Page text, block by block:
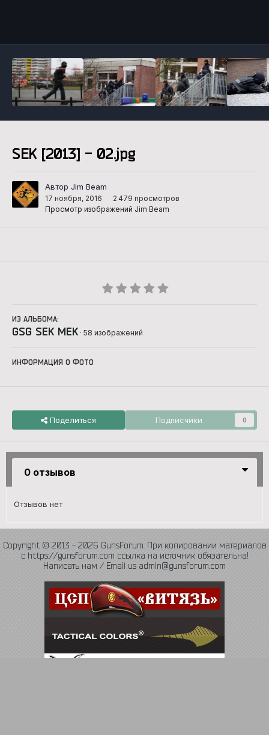
SEK [2013] - 02.jpg
Автор Jim Beam
17 ноября, 2016
2 479 просмотров
Просмотр изображений Jim Beam
ИЗ АЛЬБОМА:
GSG SEK MEK · 58 изображений
ИНФОРМАЦИЯ О ФОТО
Поделиться Подписчики 0
0 отзывов
Отзывов нет
Copyright © 2013 - 2026 GunsForum. При копировании материалов
с https://gunsforum.com ссылка на источник обязательна!
Написать нам / Email us admin@gunsforum.com